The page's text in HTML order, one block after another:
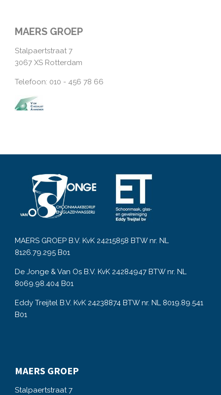
MAERS GROEP
Stalpaertstraat 7
3067 XS Rotterdam
Telefoon: 010 - 456 78 66
MAERS GROEP B.V. KvK 24215858 BTW nr. NL
8126.79.295 B01
De Jonge & Van Os B.V. KvK 24284947 BTW nr. NL
8069.98.404 B01
Eddy Treijtel B.V. KvK 24238874 BTW nr. NL 8019.89.541
B01
MAERS GROEP
Stalpaertstraat 7